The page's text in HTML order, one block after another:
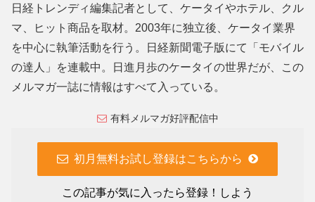
日経トレンディ編集記者として、ケータイやホテル、クル
マ、ヒット商品を取材。2003年に独立後、ケータイ業界
を中心に執筆活動を行う。日経新聞電子版にて「モバイル
の達人」を連載中。日進月歩のケータイの世界だが、この
メルマガ一誌に情報はすべて入っている。
有料メルマガ好評配信中
初月無料お試し登録はこちらから
この記事が気に入ったら登録！しよう